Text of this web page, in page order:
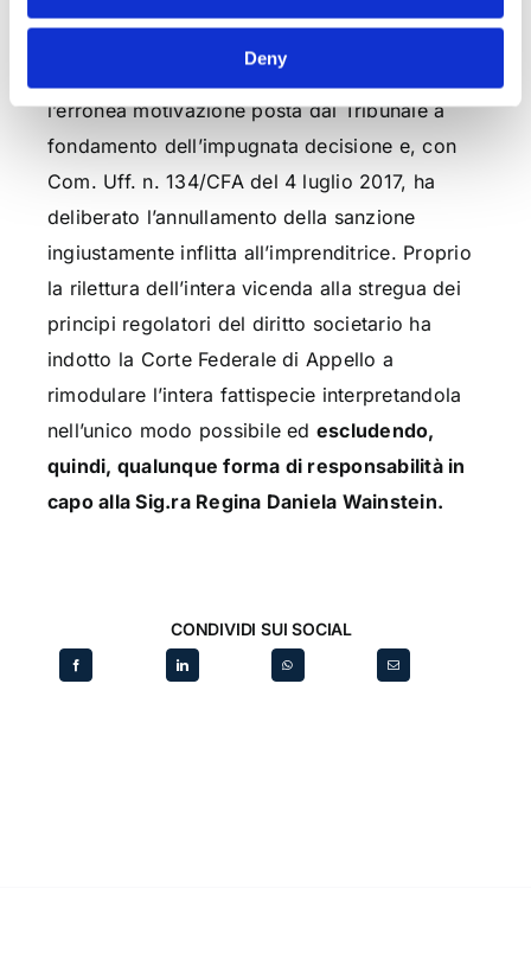
Deny
Federale di Appello ha evidenziato proprio
l’erronea motivazione posta dal Tribunale a
fondamento dell’impugnata decisione e, con
Com. Uff. n. 134/CFA del 4 luglio 2017, ha
deliberato l’annullamento della sanzione
ingiustamente inflitta all’imprenditrice. Proprio
la rilettura dell’intera vicenda alla stregua dei
principi regolatori del diritto societario ha
indotto la Corte Federale di Appello a
rimodulare l’intera fattispecie interpretandola
nell’unico modo possibile ed escludendo,
quindi, qualunque forma di responsabilità in
capo alla Sig.ra Regina Daniela Wainstein.
CONDIVIDI SUI SOCIAL